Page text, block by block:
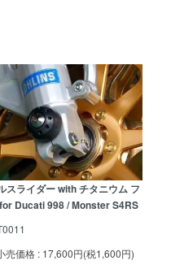
スライダー with チタニウム フ
Ducati 998 / Monster S4RS
売価格 : 17,600円(税1,600円)